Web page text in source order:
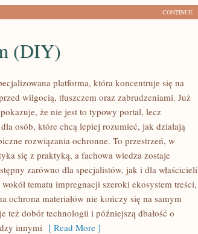
CONTINUE
(DIY)
platforma, która koncentruje się na
wilgocią, tłuszczem oraz zabrudzeniami. Już
że nie jest to typowy portal, lecz
osób, które chcą lepiej rozumieć, jak działają
rozwiązania ochronne. To przestrzeń, w
się z praktyką, a fachowa wiedza zostaje
zarówno dla specjalistów, jak i dla właścicieli
tematu impregnacji szeroki ekosystem treści,
ochrona materiałów nie kończy się na samym
też dobór technologii i późniejszą dbałość o
innymi [ Read More ]